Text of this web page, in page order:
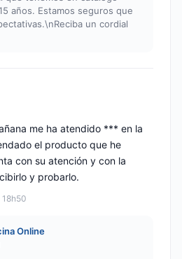
años. Estamos seguros que
un cordial
me ha atendido *** en la
el producto que he
con su atención y con la
y probarlo.
Online